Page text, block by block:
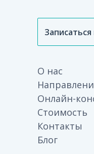
О нас
Онлайн-
Стоимость
Контакты
Блог